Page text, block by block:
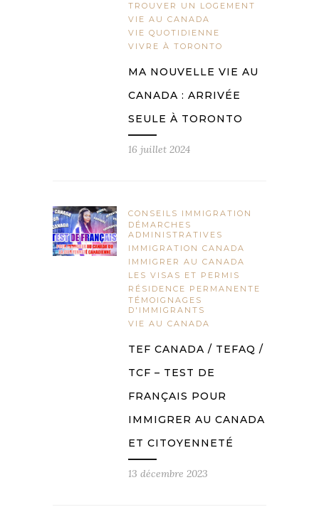
TROUVER UN LOGEMENT
VIE AU CANADA
VIE QUOTIDIENNE
VIVRE À TORONTO
MA NOUVELLE VIE AU
CANADA : ARRIVÉE
SEULE À TORONTO
16 juillet 2024
CONSEILS IMMIGRATION
DÉMARCHES
ADMINISTRATIVES
IMMIGRATION CANADA
IMMIGRER AU CANADA
LES VISAS ET PERMIS
RÉSIDENCE PERMANENTE
TÉMOIGNAGES
D'IMMIGRANTS
VIE AU CANADA
TEF CANADA / TEFAQ /
TCF – TEST DE
FRANÇAIS POUR
IMMIGRER AU CANADA
ET CITOYENNETÉ
13 décembre 2023